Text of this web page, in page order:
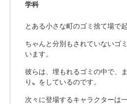
学科
とある小さな町のゴミ捨て場で
ちゃんと分別もされていないゴ
います。
彼らは、埋もれるゴミの中で、
り〟をしているのです。
次々に登場するキャラクターは